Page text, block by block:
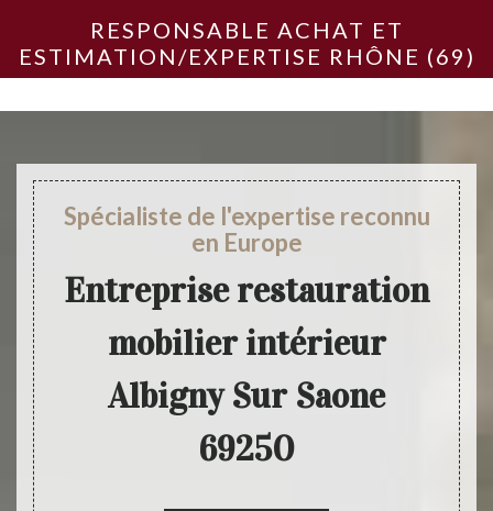
RESPONSABLE ACHAT ET
ESTIMATION/EXPERTISE RHÔNE (69)
Spécialiste de l'expertise reconnu
en Europe
Entreprise restauration
mobilier intérieur
Albigny Sur Saone
69250